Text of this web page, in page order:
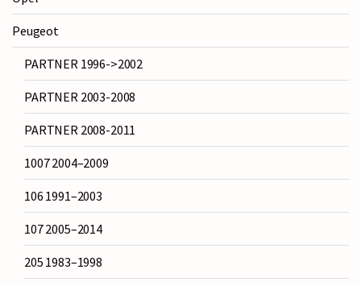
Peugeot
PARTNER 1996->2002
PARTNER 2003-2008
PARTNER 2008-2011
1007 2004–2009
106 1991–2003
107 2005–2014
205 1983–1998